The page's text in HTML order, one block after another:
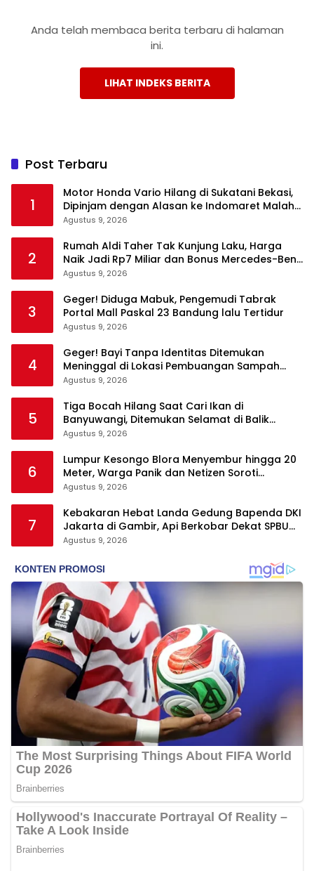
Anda telah membaca berita terbaru di halaman
ini.
LIHAT INDEKS BERITA
Post Terbaru
1
Motor Honda Vario Hilang di Sukatani Bekasi,
Dipinjam dengan Alasan ke Indomaret Malah
Tak Kembali
Agustus 9, 2026
2
Rumah Aldi Taher Tak Kunjung Laku, Harga
Naik Jadi Rp7 Miliar dan Bonus Mercedes-Benz
C200
Agustus 9, 2026
3
Geger! Diduga Mabuk, Pengemudi Tabrak
Portal Mall Paskal 23 Bandung lalu Tertidur
Agustus 9, 2026
4
Geger! Bayi Tanpa Identitas Ditemukan
Meninggal di Lokasi Pembuangan Sampah
Tangerang
Agustus 9, 2026
5
Tiga Bocah Hilang Saat Cari Ikan di
Banyuwangi, Ditemukan Selamat di Balik
Semak dan Atas Pohon
Agustus 9, 2026
6
Lumpur Kesongo Blora Menyembur hingga 20
Meter, Warga Panik dan Netizen Soroti
Fenomena Ini
Agustus 9, 2026
7
Kebakaran Hebat Landa Gedung Bapenda DKI
Jakarta di Gambir, Api Berkobar Dekat SPBU
Abdul Muis
Agustus 9, 2026